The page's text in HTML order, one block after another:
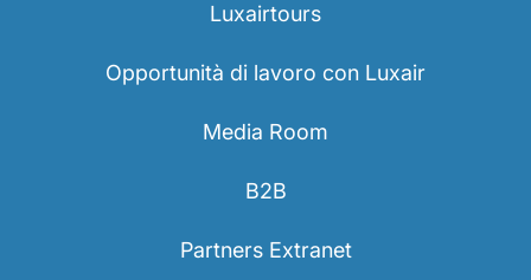
Luxairtours
Opportunità di lavoro con Luxair
Media Room
B2B
Partners Extranet